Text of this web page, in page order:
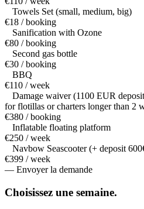
Towels Set (small, medium, big)
€18 / booking
Sanification with Ozone
€80 / booking
Second gas bottle
€30 / booking
BBQ
€110 / week
Damage waiver (1100 EUR
for flotillas or charters longer than 2
€380 / booking
Inflatable floating platform
€250 / week
Navbow Seascooter (+ deposit
€399 / week
— Envoyer la demande
Choisissez une semaine.